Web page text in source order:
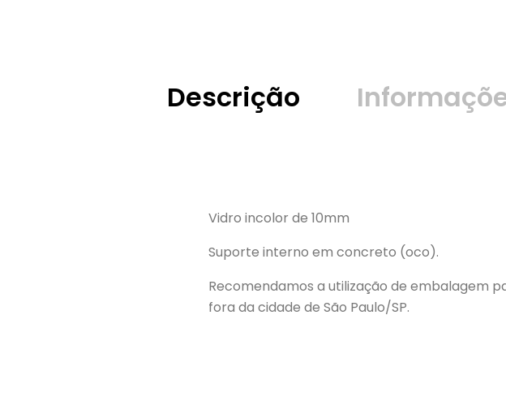
Descrição
Vidro incolor de 10mm
Suporte interno em concreto (oco).
Recomendamos a utilização de embalagem
fora da cidade de São Paulo/SP.